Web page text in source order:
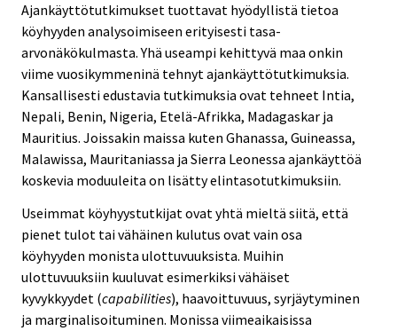
Ajankäyttötutkimukset tuottavat hyödyllistä tietoa
köyhyyden analysoimiseen erityisesti tasa-
arvonäkökulmasta. Yhä useampi kehittyvä maa onkin
viime vuosikymmeninä tehnyt ajankäyttötutkimuksia.
Kansallisesti edustavia tutkimuksia ovat tehneet Intia,
Nepali, Benin, Nigeria, Etelä-Afrikka, Madagaskar ja
Mauritius. Joissakin maissa kuten Ghanassa, Guineassa,
Malawissa, Mauritaniassa ja Sierra Leonessa ajankäyttöä
koskevia moduuleita on lisätty elintasotutkimuksiin.
Useimmat köyhyystutkijat ovat yhtä mieltä siitä, että
pienet tulot tai vähäinen kulutus ovat vain osa
köyhyyden monista ulottuvuuksista. Muihin
ulottuvuuksiin kuuluvat esimerkiksi vähäiset
kyvykkyydet (capabilities), haavoittuvuus, syrjäytyminen
ja marginalisoituminen. Monissa viimeaikaisissa